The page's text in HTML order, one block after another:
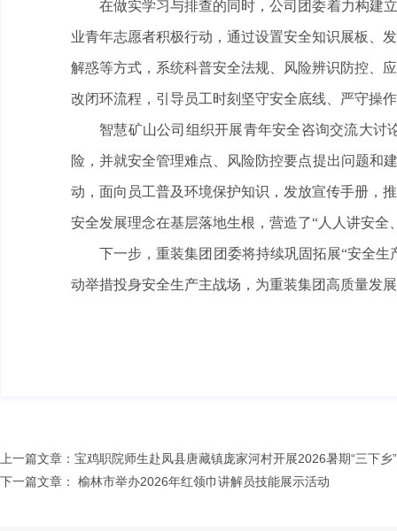
在做实学习与排查的同时，公司团委着力构建
业青年志愿者积极行动，通过设置安全知识展板、
解惑等方式，系统科普安全法规、风险辨识防控、
改闭环流程，引导员工时刻坚守安全底线、严守操
智慧矿山公司组织开展青年安全咨询交流大
险，并就安全管理难点、风险防控要点提出问题和
动，面向员工普及环境保护知识，发放宣传手册，
安全发展理念在基层落地生根，营造了“人人讲安全
下一步，重装集团团委将持续巩固拓展“安全
动举措投身安全生产主战场，为重装集团高质量发
上一篇文章： 宝鸡职院师生赴凤县唐藏镇庞家河村开展2026暑期“三下乡
下一篇文章：
榆林市举办2026年红领巾讲解员技能展示活动